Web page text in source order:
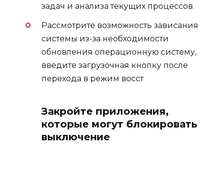
задач и анализа текущих процессов.
Рассмотрите возможность зависания
системы из-за необходимости
обновления операционную систему,
введите загрузочная кнопку после
перехода в режим восст
Закройте приложения,
которые могут блокировать
выключение